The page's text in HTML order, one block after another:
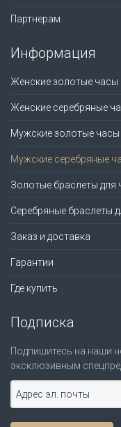
Партнерам
Информация
Женские золотые часы
Женские серебряные
Мужские золотые часы
Мужские серебряные
Золотые браслеты для
Серебряные браслеты
Заказ и доставка
Гарантии
Где купить
Подписка
Подпишитесь на наши
эксклюзивным